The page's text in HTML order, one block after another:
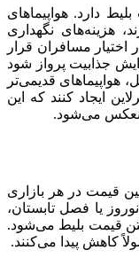
دارد. هواپیماهای
هزینه‌های نگهداری
اختیار مسافران قرار
جذابیت پرواز شود
هواپیماهای قدیمی‌تر
ایجاد کنند که این
می‌شود.
قیمت در هر بازاری
یا فصل تابستان،
قیمت بلیط می‌شود.
کاهش پیدا می‌کنند.